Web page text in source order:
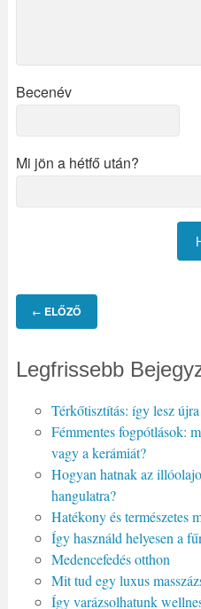
Becenév
Mi jön a hétfő után?
← ELŐZŐ
Legfrissebb
Térkőtisztítás: így lesz
Fémmentes fogpótlások:
vagy a kerámiát?
Hogyan hatnak az
hangulatra?
Hatékony és természetes
Így használd helyesen a
Medencefedés otthon
Mit tud egy luxus
Így varázsolhatunk